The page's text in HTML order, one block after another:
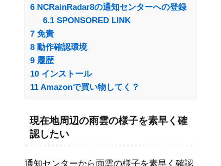
6 NCRainRadar8の通知センターへの登録
6.1SPONSORED LINK
7 免責
8 動作確認環境
9 履歴
10 インストール
11 Amazonで買い物してく？
現在地周辺の雨雲の様子を素早く確
認したい
通知センターから雨雲の様子を素早く確認